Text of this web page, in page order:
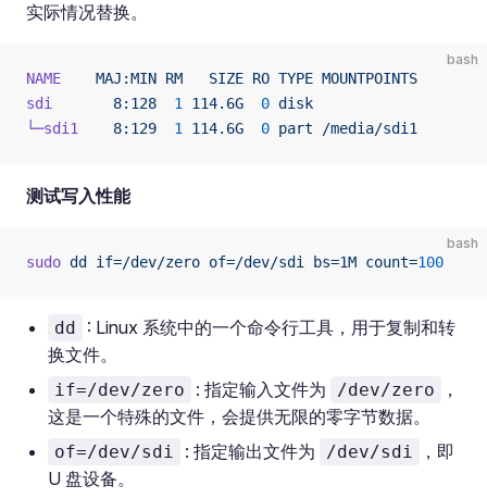
实际情况替换。
bash
NAME
    MAJ:MIN
RM
   SIZE
RO TYPE MOUNTPOINTS
sdi
       8:128
  1
114.6G
  0
disk
└─sdi1
    8:129
  1
114.6G
  0
part /media/sdi1
测试写入性能
bash
sudo dd if=/dev/zero of=/dev/sdi bs=1M count=100
dd
: Linux 系统中的一个命令行工具，用于复制和转
换文件。
if=/dev/zero : 指定输入文件为 /dev/zero
，
这是一个特殊的文件，会提供无限的零字节数据。
of=/dev/sdi : 指定输出文件为 /dev/sdi
，即
U 盘设备。